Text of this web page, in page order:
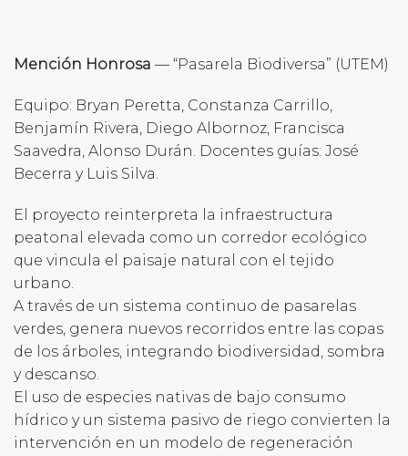
Mención Honrosa — “Pasarela Biodiversa” (UTEM)
Equipo: Bryan Peretta, Constanza Carrillo,
Benjamín Rivera, Diego Albornoz, Francisca
Saavedra, Alonso Durán. Docentes guías: José
Becerra y Luis Silva.
El proyecto reinterpreta la infraestructura
peatonal elevada como un corredor ecológico
que vincula el paisaje natural con el tejido
urbano.
A través de un sistema continuo de pasarelas
verdes, genera nuevos recorridos entre las copas
de los árboles, integrando biodiversidad, sombra
y descanso.
El uso de especies nativas de bajo consumo
hídrico y un sistema pasivo de riego convierten la
intervención en un modelo de regeneración